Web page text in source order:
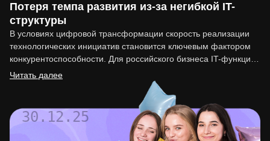
Потеря темпа развития из-за негибкой IT-
структуры
В условиях цифровой трансформации скорость реализации
технологических инициатив становится ключевым фактором
конкурентоспособности. Для российского бизнеса IT-функция
перестала быть вспомогательной. Она напрямую влияет на
Читать далее
30.12.25